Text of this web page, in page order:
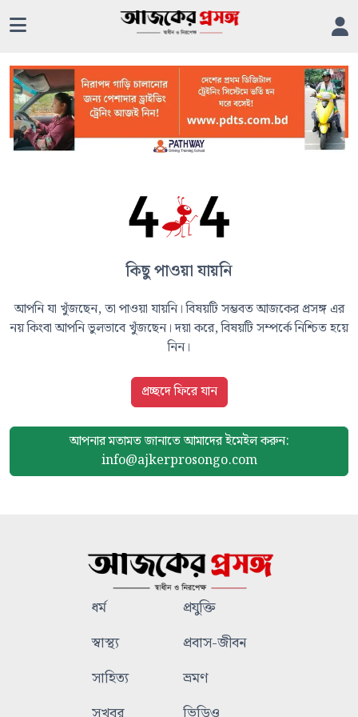
কিছু পাওয়া যায়নি
আপনি যা খুঁজছেন, তা পাওয়া যায়নি। বিষয়টি সম্ভবত আজকের প্রসঙ্গ এর
নয় কিংবা আপনি ভুলভাবে খুঁজছেন। দয়া করে, বিষয়টি সম্পর্কে নিশ্চিত হয়ে
নিন।
প্রচ্ছদে ফিরে যান
আপনার মতামত জানাতে আমাদেরইমেইল করুন:
info@ajkerprosongo.com
ধর্ম
প্রযুক্তি
স্বাস্থ্য
প্রবাস-জীবন
সাহিত্য
ভ্রমণ